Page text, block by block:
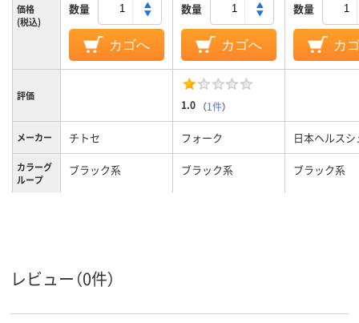
価格
(税込)
数量
カゴへ
数量
カゴへ
数量
カ
評価
1.0 （1件）
メーカー チトセ フォーク 日本ヘルス
カラーグ
ループ
ブラック系 ブラック系 ブラック系
レビュー（0件）